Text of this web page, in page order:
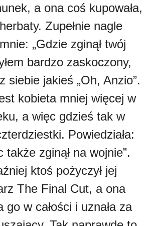
a ona coś kupowała,
Zupełnie nagle
„Gdzie zginął twój
bardzo zaskoczony,
siebie jakieś „Oh, Anzio”.
kobieta mniej więcej w
a więc gdzieś tak w
Powiedziała:
także zginął na wojnie”.
ktoś pożyczył jej
The Final Cut, a ona
go w całości i uznała za